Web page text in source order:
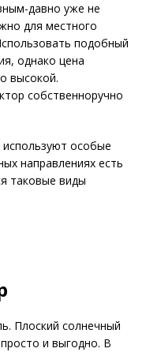
давно уже не
для местного
подобный
однако цена
высокой.
собственноручно
используют особые
направлениях есть
таковые виды
Плоский солнечный
и выгодно. В